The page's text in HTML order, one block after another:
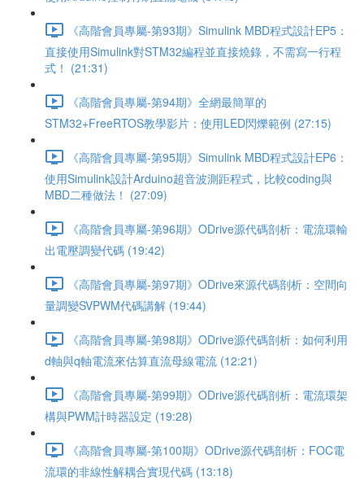
《高階會員專屬-第93期》Simulink MBD程式設計EP5：
直接使用Simulink對STM32編程並直接燒錄，不需寫一行程
式！ (21:31)
《高階會員專屬-第94期》全網最簡單的
STM32+FreeRTOS教學影片：使用LED閃爍範例 (27:15)
《高階會員專屬-第95期》Simulink MBD程式設計EP6：
使用Simulink設計Arduino超音波測距程式，比較coding與
MBD二種做法！ (27:09)
《高階會員專屬-第96期》ODrive源代碼剖析：電流環輸
出電壓調變代碼 (19:42)
《高階會員專屬-第97期》ODrive來源代碼剖析：空間向
量調變SVPWM代碼講解 (19:44)
《高階會員專屬-第98期》ODrive源代碼剖析：如何利用
d軸與q軸電流來估算直流母線電流 (12:21)
《高階會員專屬-第99期》ODrive源代碼剖析：電流環架
構與PWM計時器設定 (19:28)
《高階會員專屬-第100期》ODrive源代碼剖析：FOC電
流環的非線性解耦合實現代碼 (13:18)